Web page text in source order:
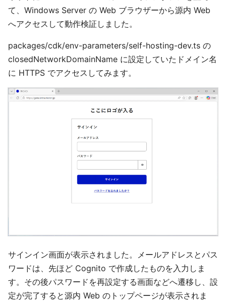
て、Windows Server の Web ブラウザーから源内 Web
へアクセスして動作検証しました。
packages/cdk/env-parameters/self-hosting-dev.ts の
closedNetworkDomainName に設定していたドメイン名
に HTTPS でアクセスしてみます。
サインイン画面が表示されました。メールアドレスとパス
ワードは、先ほど Cognito で作成したものを入力しま
す。その後パスワードを再設定する画面などへ遷移し、設
定が完了すると源内 Web のトップページが表示されま